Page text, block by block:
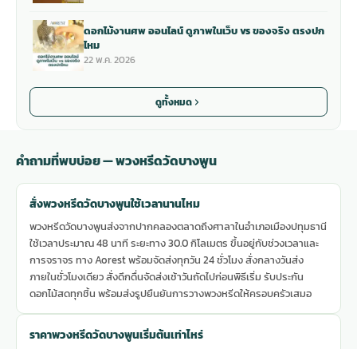
ดอกไม้งานศพ ออนไลน์ ดูภาพในเว็บ vs ของจริง ตรงปก
ไหม
22 พ.ค. 2026
ดูทั้งหมด
คำถามที่พบบ่อย — พวงหรีดวัดบางพูน
สั่งพวงหรีดวัดบางพูนใช้เวลานานไหม
พวงหรีดวัดบางพูนส่งจากปากคลองตลาดถึงศาลาในอำเภอเมืองปทุมธานี
ใช้เวลาประมาณ 48 นาที ระยะทาง 30.0 กิโลเมตร ขึ้นอยู่กับช่วงเวลาและ
การจราจร ทาง Aorest พร้อมจัดส่งทุกวัน 24 ชั่วโมง สั่งกลางวันส่ง
ภายในชั่วโมงเดียว สั่งดึกดื่นจัดส่งเช้าวันถัดไปก่อนพิธีเริ่ม รับประกัน
ดอกไม้สดทุกชิ้น พร้อมส่งรูปยืนยันการวางพวงหรีดให้ครอบครัวเสมอ
ราคาพวงหรีดวัดบางพูนเริ่มต้นเท่าไหร่